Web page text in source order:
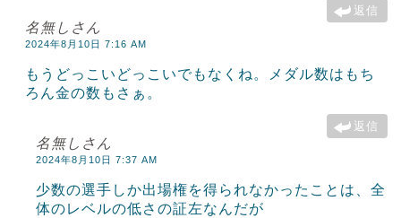
返信
名無しさん
2024年8月10日 7:16 AM
もうどっこいどっこいでもなくね。メダル数はもち
ろん金の数もさぁ。
返信
名無しさん
2024年8月10日 7:37 AM
少数の選手しか出場権を得られなかったことは、全
体のレベルの低さの証左なんだが